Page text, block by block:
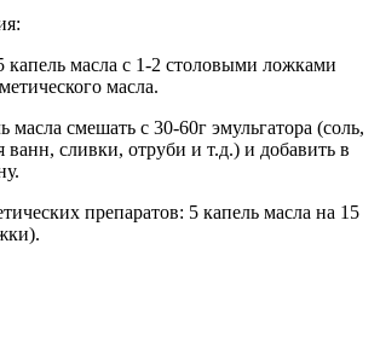
масла с 1-2 столовыми ложками
масла.
смешать с 30-60г эмульгатора (соль,
ванн, сливки, отруби и т.д.) и добавить в
препаратов: 5 капель масла на 15